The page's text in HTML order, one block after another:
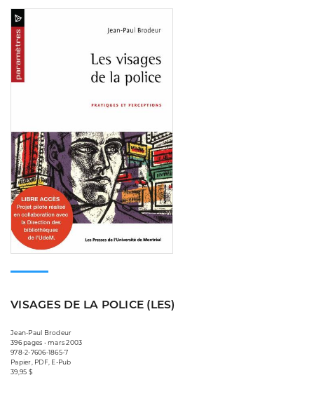
VISAGES DE LA POLICE (LES)
Jean-Paul Brodeur
396 pages • mars 2003
978-2-7606-1865-7
Papier, PDF, E-Pub
39,95 $